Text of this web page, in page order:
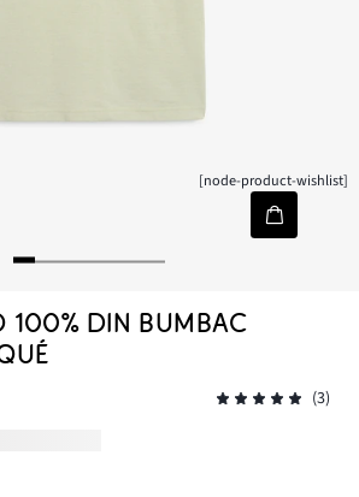
[node-product-wishlist]
100% DIN BUMBAC
(3)